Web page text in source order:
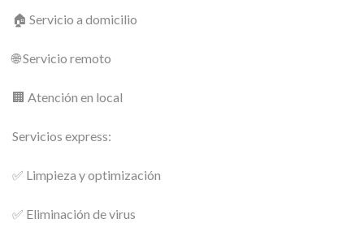
🏠 Servicio a domicilio
🌐 Servicio remoto
🏢 Atención en local
Servicios express:
✅ Limpieza y optimización
✅ Eliminación de virus